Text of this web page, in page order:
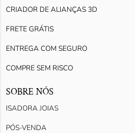
CRIADOR DE ALIANÇAS 3D
FRETE GRÁTIS
ENTREGA COM SEGURO
COMPRE SEM RISCO
SOBRE NÓS
ISADORA JOIAS
PÓS-VENDA